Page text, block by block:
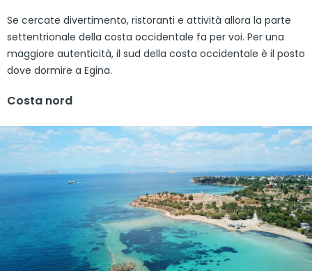
Se cercate divertimento, ristoranti e attività allora la parte
settentrionale della costa occidentale fa per voi. Per una
maggiore autenticità, il sud della costa occidentale è il posto
dove dormire a Egina.
Costa nord